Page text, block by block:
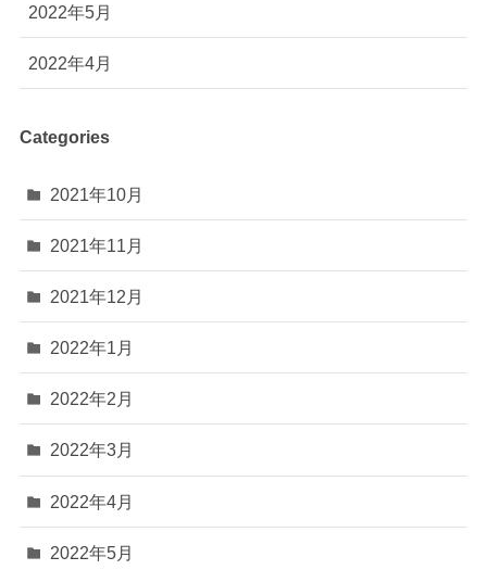
2022年5月
2022年4月
Categories
2021年10月
2021年11月
2021年12月
2022年1月
2022年2月
2022年3月
2022年4月
2022年5月